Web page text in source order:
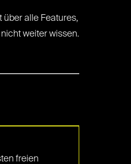
über alle Features,
weiter wissen.
freien